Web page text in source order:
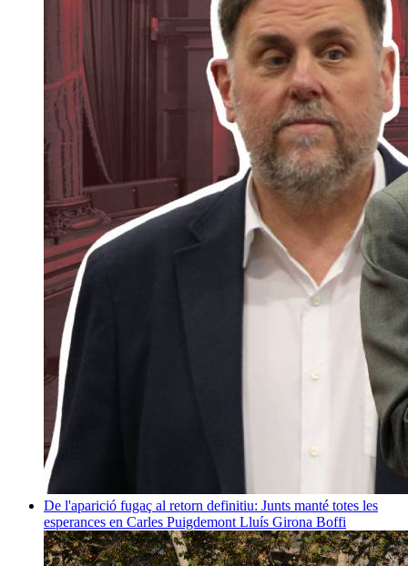
De l'aparició fugaç al retorn definitiu: Junts manté totes les
esperances en Carles Puigdemont Lluís Girona Boffi